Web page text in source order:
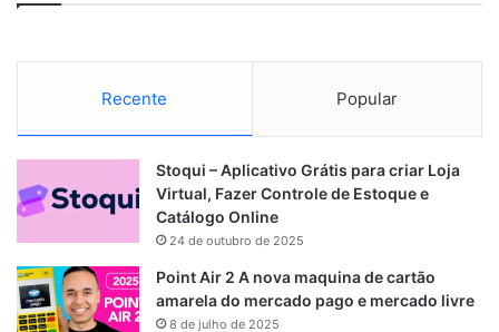
Recente Popular
Stoqui – Aplicativo Grátis para criar Loja
Virtual, Fazer Controle de Estoque e
Catálogo Online
24 de outubro de 2025
Point Air 2 A nova maquina de cartão
amarela do mercado pago e mercado livre
8 de julho de 2025